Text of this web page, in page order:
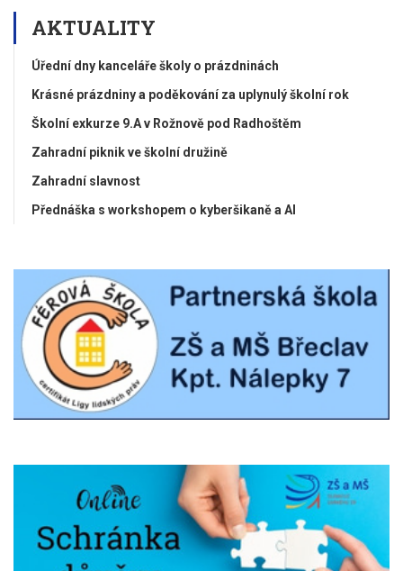
AKTUALITY
Úřední dny kanceláře školy o prázdninách
Krásné prázdniny a poděkování za uplynulý školní rok
Školní exkurze 9.A v Rožnově pod Radhoštěm
Zahradní piknik ve školní družině
Zahradní slavnost
Přednáška s workshopem o kyberšikaně a AI